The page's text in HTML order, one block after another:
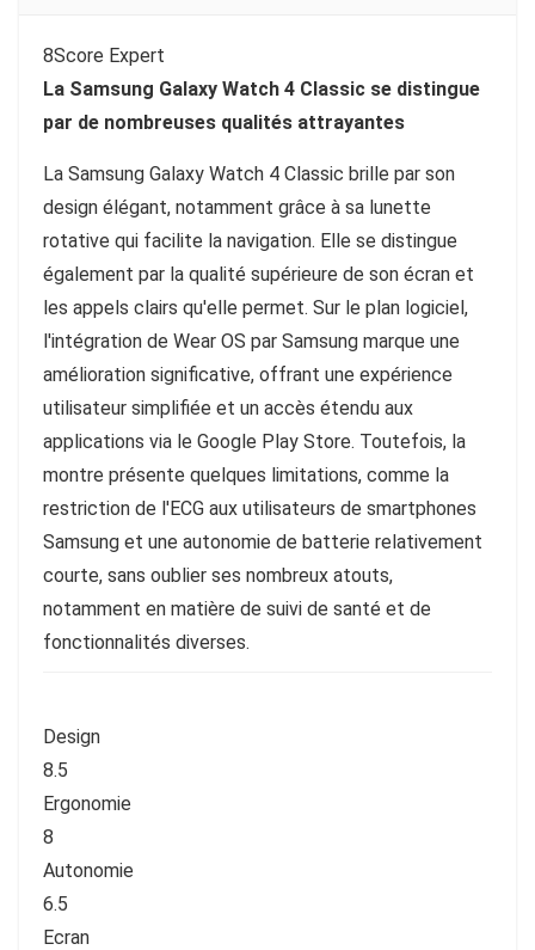
8Score Expert
La Samsung Galaxy Watch 4 Classic se distingue
par de nombreuses qualités attrayantes
La Samsung Galaxy Watch 4 Classic brille par son
design élégant, notamment grâce à sa lunette
rotative qui facilite la navigation. Elle se distingue
également par la qualité supérieure de son écran et
les appels clairs qu'elle permet. Sur le plan logiciel,
l'intégration de Wear OS par Samsung marque une
amélioration significative, offrant une expérience
utilisateur simplifiée et un accès étendu aux
applications via le Google Play Store. Toutefois, la
montre présente quelques limitations, comme la
restriction de l'ECG aux utilisateurs de smartphones
Samsung et une autonomie de batterie relativement
courte, sans oublier ses nombreux atouts,
notamment en matière de suivi de santé et de
fonctionnalités diverses.
Design
8.5
Ergonomie
8
Autonomie
6.5
Ecran